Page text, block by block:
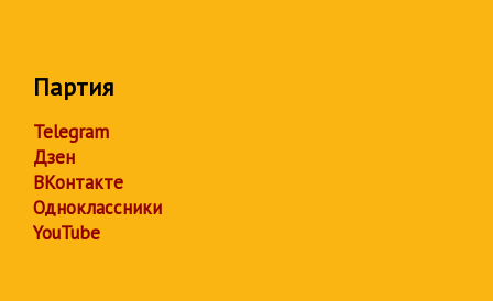
Партия
Telegram
Дзен
ВКонтакте
Одноклассники
YouTube